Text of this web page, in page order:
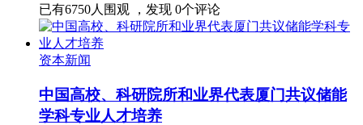
已有6750人围观 ，发现 0个评论
资本新闻
中国高校、科研院所和业界代表厦门共议储能
学科专业人才培养